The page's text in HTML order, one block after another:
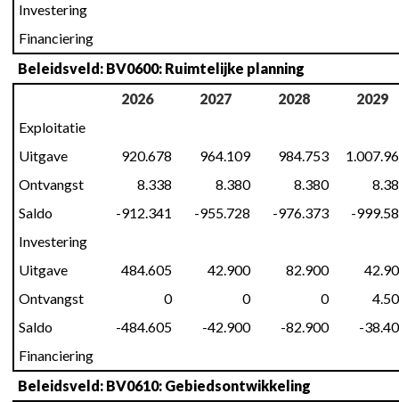
Investering
Financiering
Beleidsveld: BV0600: Ruimtelijke planning
2026
2027 2028
2029
Exploitatie
Uitgave
920.678 964.109 984.753
Ontvangst
8.338 8.380 8.380
Saldo
-912.341 -955.728 -976.373
-
Investering
Uitgave
484.605 42.900 82.900
Ontvangst
0 0 0
Saldo
-484.605 -42.900 -82.900
-
Financiering
Beleidsveld: BV0610: Gebiedsontwikkeling